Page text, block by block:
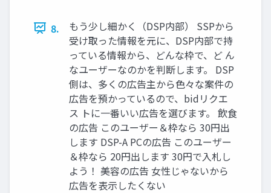
8.
もう少し細かく（DSP内部） SSPから
受け取った情報を元に、DSP内部で持
っている情報から、どんな枠で、ど ん
なユーザーなのかを判断します。 DSP
側は、多くの広告主から色々な案件の
広告を預かっているので、bidリクエ
ス トに一番いい広告を選びます。 飲食
の広告 このユーザー＆枠なら 30円出
します DSP-A PCの広告 このユーザー
＆枠なら 20円出します 30円で入札し
よう！ 美容の広告 女性じゃないから
広告を表示したくない